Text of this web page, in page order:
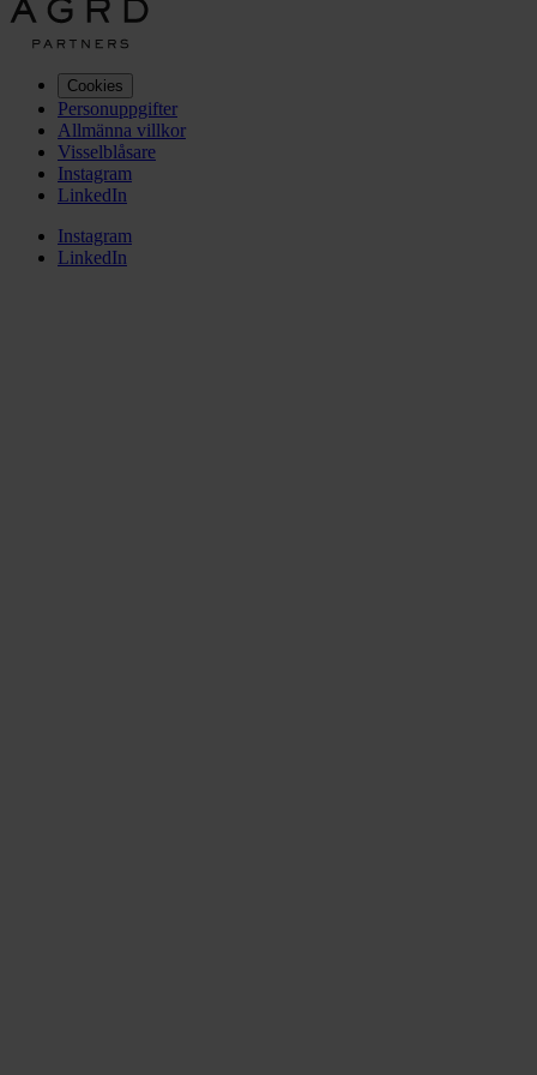
Cookies
Personuppgifter
Allmänna villkor
Visselblåsare
Instagram
LinkedIn
Instagram
LinkedIn